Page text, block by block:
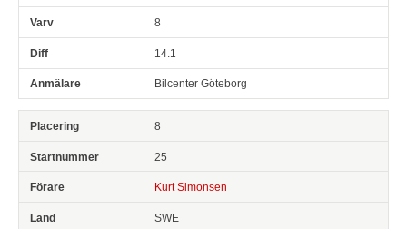
8
14.1
Bilcenter Göteborg
8
25
Kurt Simonsen
SWE